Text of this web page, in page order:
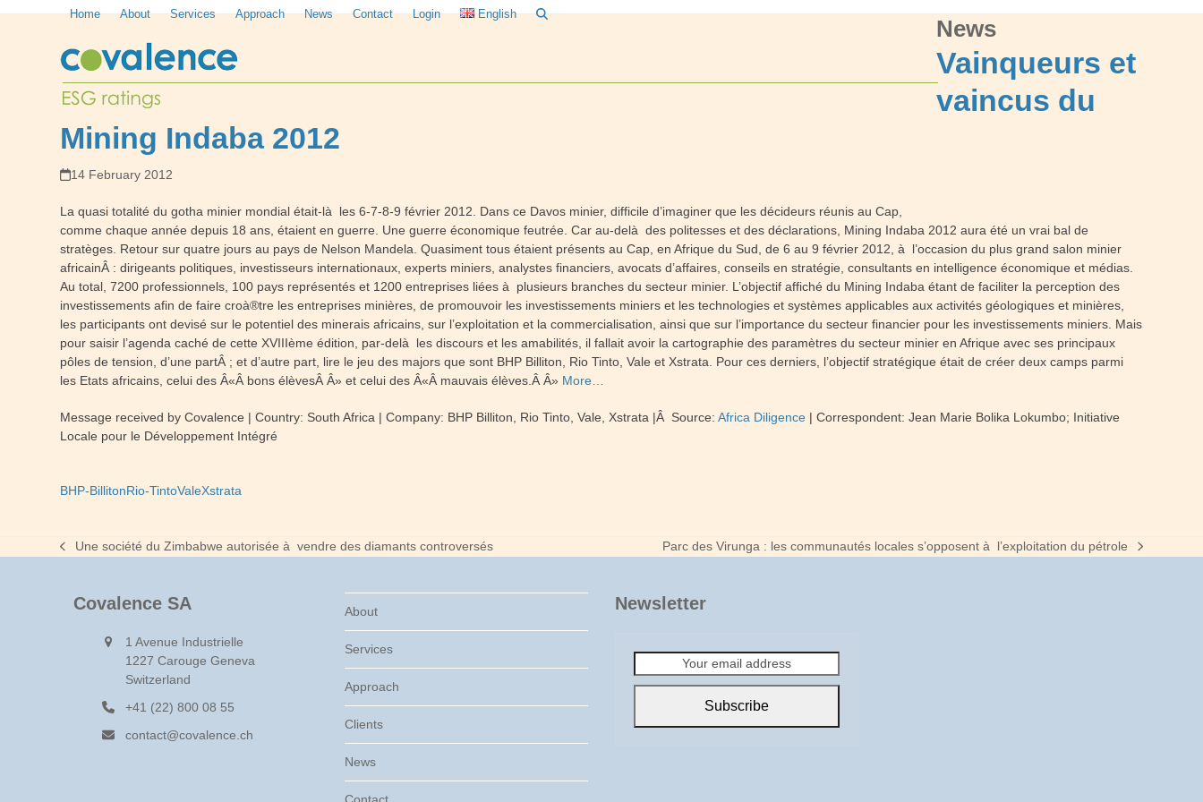
Home About Services Approach News Contact Login English
News
Vainqueurs et
vaincus du
Mining Indaba 2012
14 February 2012
La quasi totalité du gotha minier mondial était-là les 6-7-8-9 février 2012. Dans ce Davos minier, difficile d’imaginer que les décideurs réunis au Cap,
comme chaque année depuis 18 ans, étaient en guerre. Une guerre économique feutrée. Car au-delà des politesses et des déclarations, Mining Indaba 2012 aura été un vrai bal de
stratèges. Retour sur quatre jours au pays de Nelson Mandela. Quasiment tous étaient présents au Cap, en Afrique du Sud, de 6 au 9 février 2012, à l’occasion du plus grand salon minier
africainÂ : dirigeants politiques, investisseurs internationaux, experts miniers, analystes financiers, avocats d’affaires, conseils en stratégie, consultants en intelligence économique et médias.
Au total, 7200 professionnels, 100 pays représentés et 1200 entreprises liées à plusieurs branches du secteur minier. L’objectif affiché du Mining Indaba étant de faciliter la perception des
investissements afin de faire croà®tre les entreprises minières, de promouvoir les investissements miniers et les technologies et systèmes applicables aux activités géologiques et minières,
les participants ont devisé sur le potentiel des minerais africains, sur l’exploitation et la commercialisation, ainsi que sur l’importance du secteur financier pour les investissements miniers. Mais
pour saisir l’agenda caché de cette XVIIIème édition, par-delà les discours et les amabilités, il fallait avoir la cartographie des paramètres du secteur minier en Afrique avec ses principaux
pôles de tension, d’une partÂ ; et d’autre part, lire le jeu des majors que sont BHP Billiton, Rio Tinto, Vale et Xstrata. Pour ces derniers, l’objectif stratégique était de créer deux camps parmi
les Etats africains, celui des Â«Â bons élèvesÂ Â» et celui des Â«Â mauvais élèves.Â Â» More…
Message received by Covalence | Country: South Africa | Company: BHP Billiton, Rio Tinto, Vale, Xstrata |Â Source:Africa Diligence | Correspondent: Jean Marie Bolika Lokumbo; Initiative
Locale pour le Développement Intégré
BHP-BillitonRio-TintoValeXstrata
previous
Une société du Zimbabwe autorisée à vendre des diamants controversés
next
Parc des Virunga : les communautés locales s’opposent à l’exploitation du pétrole
Covalence SA
1 Avenue Industrielle
1227 Carouge Geneva
Switzerland
+41 (22) 800 08 55
contact@covalence.ch
About
Services
Approach
Clients
News
Contact
Newsletter
email
Subscribe